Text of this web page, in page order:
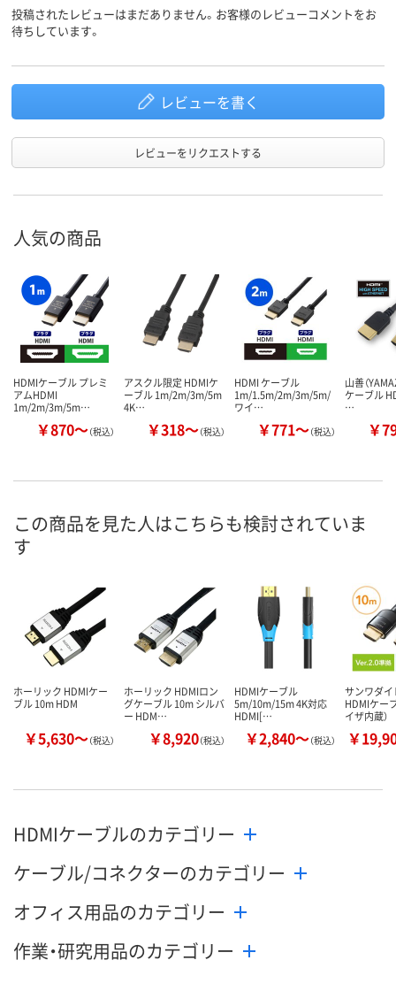
投稿されたレビューはまだありません。お客様のレビューコメントをお
待ちしています。
レビューを書く
レビューをリクエストする
人気の商品
HDMIケーブル プレミ
アムHDMI
1m/2m/3m/5m…
￥870～（税込）
アスクル限定 HDMIケ
ーブル 1m/2m/3m/5m
4K…
￥318～（税込）
HDMI ケーブル
1m/1.5m/2m/3m/5m/
ワイ…
￥771～（税込）
山善（
ケーブル
…
￥
この商品を見た人はこちらも検討されていま
す
ホーリック HDMIケー
ブル 10m HDM
￥5,630～（税込）
ホーリック HDMIロン
グケーブル 10m シルバ
ー HDM…
￥8,920（税込）
HDMIケーブル
5m/10m/15m 4K対応
HDMI[…
￥2,840～（税込）
サンワダ
HDMIケー
イザ内蔵）
￥
HDMIケーブルのカテゴリー
ケーブル/コネクターのカテゴリー
オフィス用品のカテゴリー
作業・研究用品のカテゴリー